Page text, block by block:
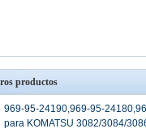
productos
969-95-24190,969-95-
para KOMATSU 3082/3084/